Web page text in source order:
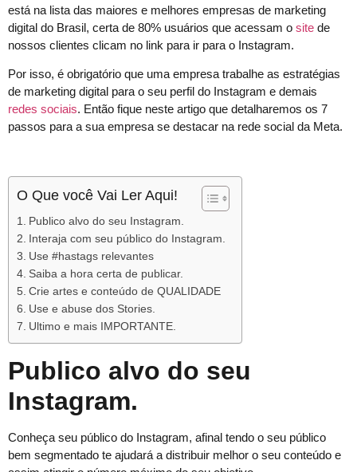
está na lista das maiores e melhores empresas de marketing
digital do Brasil, certa de 80% usuários que acessam o site de
nossos clientes clicam no link para ir para o Instagram.
Por isso, é obrigatório que uma empresa trabalhe as estratégias
de marketing digital para o seu perfil do Instagram e demais
redes sociais. Então fique neste artigo que detalharemos os 7
passos para a sua empresa se destacar na rede social da Meta.
O Que você Vai Ler Aqui!
Publico alvo do seu Instagram.
Interaja com seu público do Instagram.
Use #hastags relevantes
Saiba a hora certa de publicar.
Crie artes e conteúdo de QUALIDADE
Use e abuse dos Stories.
Ultimo e mais IMPORTANTE.
Publico alvo do seu
Instagram.
Conheça seu público do Instagram, afinal tendo o seu público
bem segmentado te ajudará a distribuir melhor o seu conteúdo e